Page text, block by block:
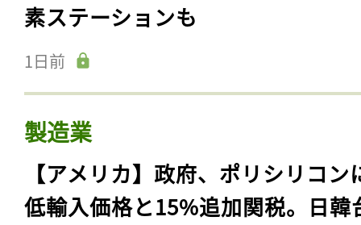
素ステーションも
1日前
製造業
【アメリカ】政府、ポリシリコン
低輸入価格と15%追加関税。日韓